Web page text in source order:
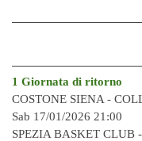
1 Giornata di ritorno
COSTONE SIENA -
Sab 17/01/2026 21:00
SPEZIA BASKET CLUB -